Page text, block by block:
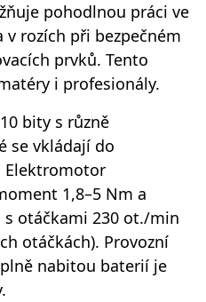
pohodlnou práci ve
rozích při bezpečném
prvků. Tento
i profesionály.
bity s různě
se vkládají do
Elektromotor
1,8–5 Nm a
s otáčkami 230 ot./min
otáčkách). Provozní
nabitou baterií je